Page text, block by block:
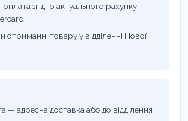
згідно актуального рахунку —
отриманні товару у відділенні Нової
— адресна доставка або до відділення